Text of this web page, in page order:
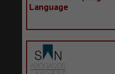
Language